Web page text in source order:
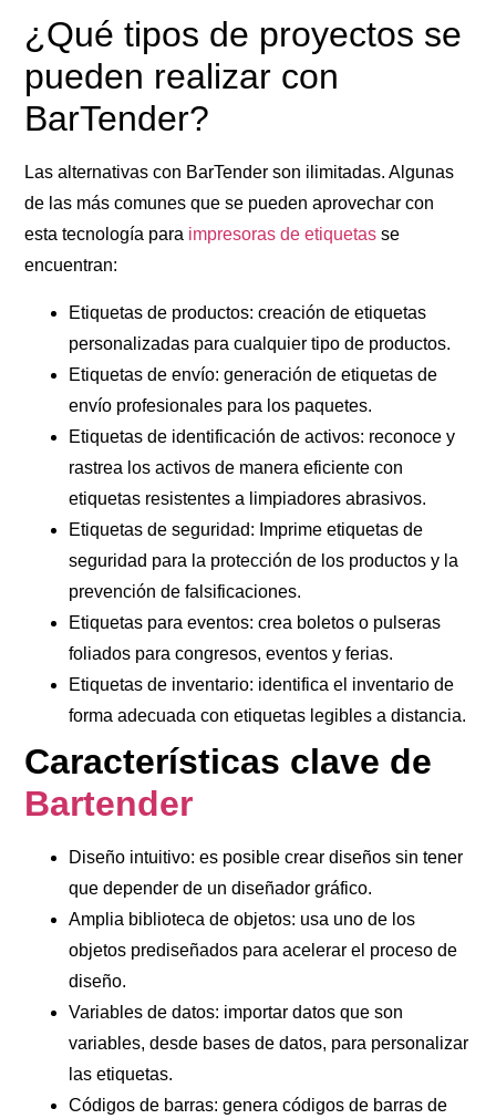
¿Qué tipos de proyectos se
pueden realizar con
BarTender?
Las alternativas con BarTender son ilimitadas. Algunas
de las más comunes que se pueden aprovechar con
esta tecnología para impresoras de etiquetas se
encuentran:
Etiquetas de productos: creación de etiquetas
personalizadas para cualquier tipo de productos.
Etiquetas de envío: generación de etiquetas de
envío profesionales para los paquetes.
Etiquetas de identificación de activos: reconoce y
rastrea los activos de manera eficiente con
etiquetas resistentes a limpiadores abrasivos.
Etiquetas de seguridad: Imprime etiquetas de
seguridad para la protección de los productos y la
prevención de falsificaciones.
Etiquetas para eventos: crea boletos o pulseras
foliados para congresos, eventos y ferias.
Etiquetas de inventario: identifica el inventario de
forma adecuada con etiquetas legibles a distancia.
Características clave de
Bartender
Diseño intuitivo: es posible crear diseños sin tener
que depender de un diseñador gráfico.
Amplia biblioteca de objetos: usa uno de los
objetos prediseñados para acelerar el proceso de
diseño.
Variables de datos: importar datos que son
variables, desde bases de datos, para personalizar
las etiquetas.
Códigos de barras: genera códigos de barras de